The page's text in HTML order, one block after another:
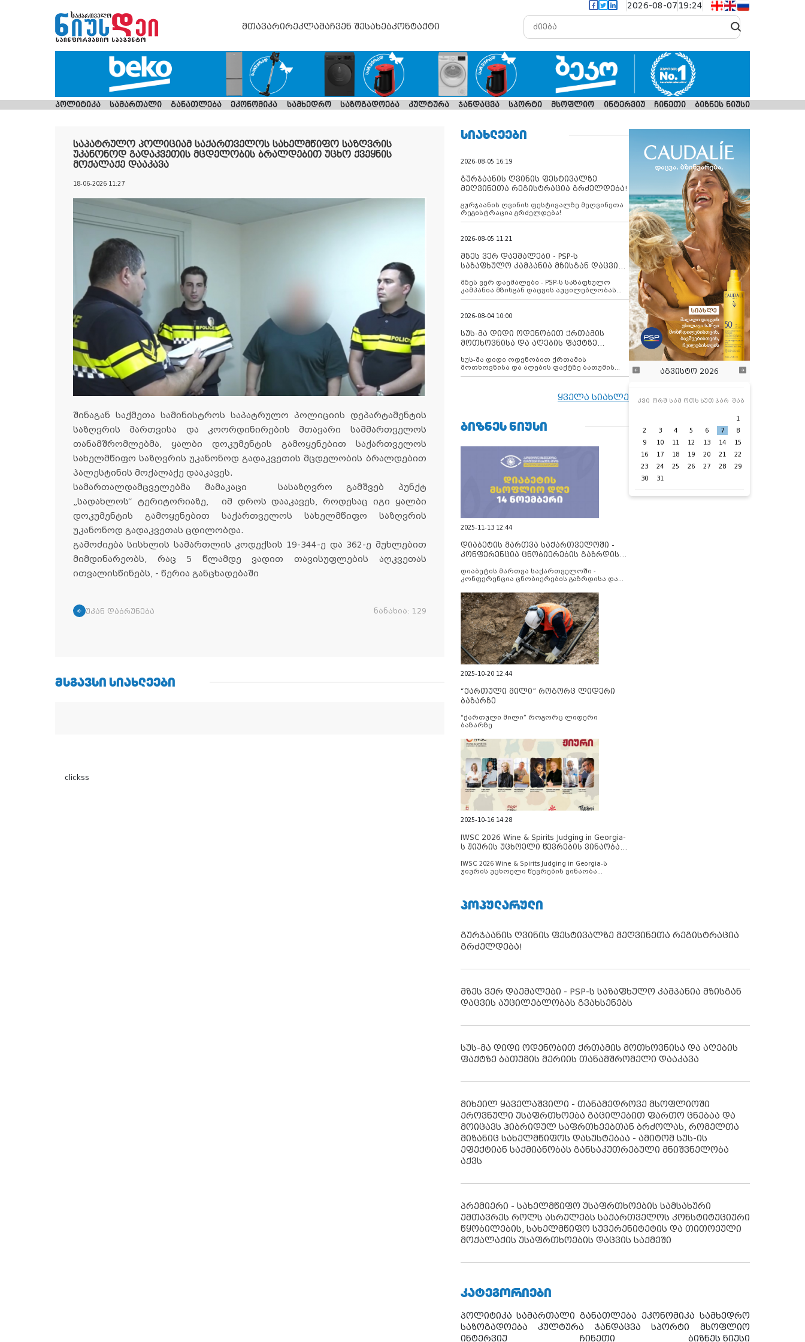
2026-08-07 19:24
მთავარირეკლამაჩვენ შესახებკონტაქტი
პოლიტიკა სამართალი განათლება ეკონომიკა სამხედრო საზოგადოება კულტურა ჯანდაცვა სპორტი მსოფლიო ინტერვიუ ჩინეთი ბიზნეს ნიუსი
საპატრულო პოლიციამ საქართველოს სახელმწიფო საზღვრის
უკანონოდ გადაკვეთის მცდელობის ბრალდებით უცხო ქვეყნის
მოქალაქე დააკავა
18-06-2026 11:27
შინაგან საქმეთა სამინისტროს საპატრულო პოლიციის დეპარტამენტის
საზღვრის მართვისა და კოორდინირების მთავარი სამმართველოს
თანამშრომლებმა, ყალბი დოკუმენტის გამოყენებით საქართველოს
სახელმწიფო საზღვრის უკანონოდ გადაკვეთის მცდელობის ბრალდებით
პალესტინის მოქალაქე დააკავეს.
სამართალდამცველებმა მამაკაცი სასაზღვრო გამშვებ პუნქტ
„სადახლოს“ ტერიტორიაზე, იმ დროს დააკავეს, როდესაც იგი ყალბი
დოკუმენტის გამოყენებით საქართველოს სახელმწიფო საზღვრის
უკანონოდ გადაკვეთას ცდილობდა.
გამოძიება სისხლის სამართლის კოდექსის 19-344-ე და 362-ე მუხლებით
მიმდინარეობს, რაც 5 წლამდე ვადით თავისუფლების აღკვეთას
ითვალისწინებს, - წერია განცხადებაში
უკან დაბრუნება ნანახია: 129
ᲛᲡᲒᲐᲕᲡᲘ ᲡᲘᲐᲮᲚᲔᲔᲑᲘ
clickss
ᲡᲘᲐᲮᲚᲔᲔᲑᲘ
2026-08-05 16:19
გურჯაანის ღვინის ფესტივალზე
მეღვინეთა რეგისტრაცია გრძელდება!
გურჯაანის ღვინის ფესტივალზე მეღვინეთა
რეგისტრაცია გრძელდება!
2026-08-05 11:21
მზეს ვერ დაემალები - PSP-ს
საზაფხულო კამპანია მზისგან დაცვის
მზეს ვერ დაემალები - PSP-ს საზაფხულო
კამპანია მზისგან დაცვის აუცილებლობას
გვახსენებს
2026-08-04 10:00
სუს-მა დიდი ოდენობით ქრთამის
მოთხოვნისა და აღების ფაქტზე
დააკავა
სუს-მა დიდი ოდენობით ქრთამის
მოთხოვნისა და აღების ფაქტზე ბათუმის
მერიის თანამშრომელი დააკავა
ყველა სიახლე
ᲑᲘᲖᲜᲔᲡ ᲜᲘᲣᲡᲘ
2025-11-13 12:44
დიაბეტის მართვა საქართველოში -
კონფერენცია ცნობიერების გაზრდისა
დიაბეტის მართვა საქართველოში -
კონფერენცია ცნობიერების გაზრდისა და
2025-10-20 12:44
“ქართული მილი” როგორც ლიდერი
ბაზარზე
“ქართული მილი” როგორც ლიდერი
ბაზარზე
2025-10-16 14:28
IWSC 2026 Wine & Spirits Judging in Georgia-
ს ჟიურის უცხოელი წევრების ვინაობა
IWSC 2026 Wine & Spirits Judging in Georgia-ს
ჟიურის უცხოელი წევრების ვინაობა
აგვისტო 2026
კვი ორშ სამ ოთხ ხუთ პარ შაბ
1
2
3 4 5 6 7
8
9
10 11 12 13 14
15
16
17 18 19 20 21
22
23
24 25 26 27 28
29
30
31
ᲞᲝᲞᲣᲚᲐᲠᲣᲚᲘ
გურჯაანის ღვინის ფესტივალზე მეღვინეთა რეგისტრაცია
გრძელდება!
მზეს ვერ დაემალები - PSP-ს საზაფხულო კამპანია მზისგან
დაცვის აუცილებლობას გვახსენებს
სუს-მა დიდი ოდენობით ქრთამის მოთხოვნისა და აღების
ფაქტზე ბათუმის მერიის თანამშრომელი დააკავა
მიხეილ ყაველაშვილი - თანამედროვე მსოფლიოში
ეროვნული უსაფრთხოება გაცილებით ფართო ცნებაა და
მოიცავს ჰიბრიდულ საფრთხეებთან ბრძოლას, რომელთა
მიზანიც სახელმწიფოს დასუსტებაა - ამიტომ სუს-ის
ეფექტიან საქმიანობას განსაკუთრებული მნიშვნელობა
აქვს
პრემიერი - სახელმწიფო უსაფრთხოების სამსახური
უმთავრეს როლს ასრულებს საქართველოს კონსტიტუციური
წყობილების, სახელმწიფო სუვერენიტეტის და თითოეული
მოქალაქის უსაფრთხოების დაცვის საქმეში
ᲙᲐᲢᲔᲒᲝᲠᲘᲔᲑᲘ
პოლიტიკა სამართალი განათლება ეკონომიკა სამხედრო
საზოგადოება
კულტურა ჯანდაცვა სპორტი
მსოფლიო
ინტერვიუ
ჩინეთი ბიზნეს ნიუსი